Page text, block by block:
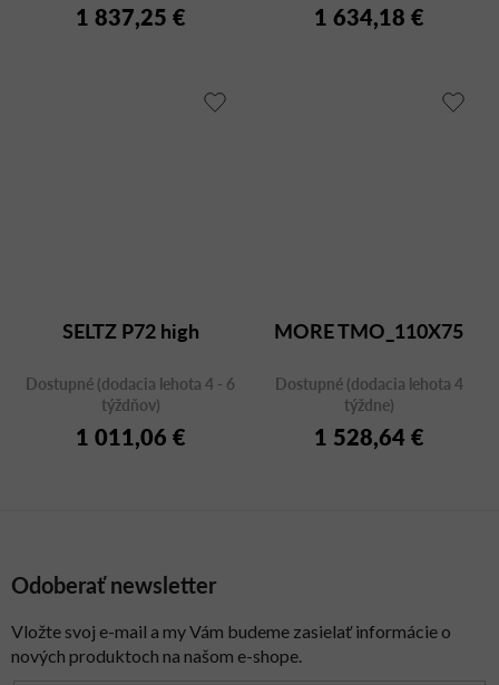
1 837,25 € 1 634,18 €
SELTZ P72 high
Dostupné (dodacia lehota 4 - 6
týždňov)
1 011,06 €
MORE TMO_110X75
Dostupné (dodacia lehota 4
týždne)
1 528,64 €
Odoberať newsletter
Vložte svoj e-mail a my Vám budeme zasielať informácie o
nových produktoch na našom e-shope.